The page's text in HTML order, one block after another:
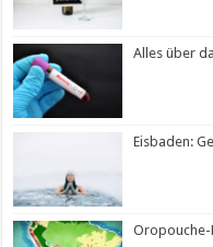
Alles über
Eisbaden:
Oropouche-